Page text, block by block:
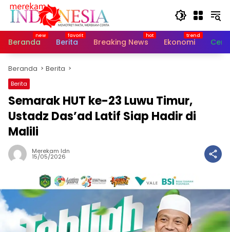
Langsung
Beranda
Berita Breaking News Ekonomi
Beranda Berita
Berita
Semarak HUT ke-23 Luwu Timur,
Ustadz Das’ad Latif Siap Hadir di
Malili
Merekam Idn
15/05/2026